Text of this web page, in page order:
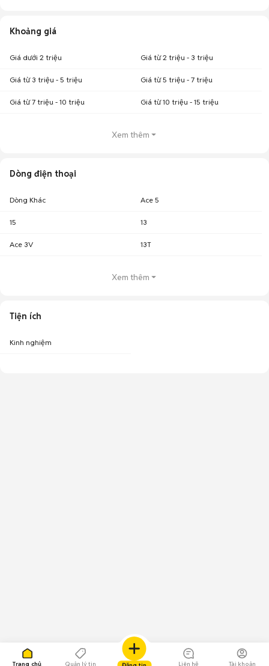
Trang chủ Quản lý tin Liên hệ Tài khoản
Khoảng giá
Giá dưới 2 triệu Giá từ 2 triệu - 3 triệu
Giá từ 3 triệu - 5 triệu Giá từ 5 triệu - 7 triệu
Giá từ 7 triệu - 10 triệu Giá từ 10 triệu - 15 triệu
Xem thêm
Dòng điện thoại
Dòng Khác Ace 5
15 13
Ace 3V 13T
Xem thêm
Tiện ích
Kinh nghiệm